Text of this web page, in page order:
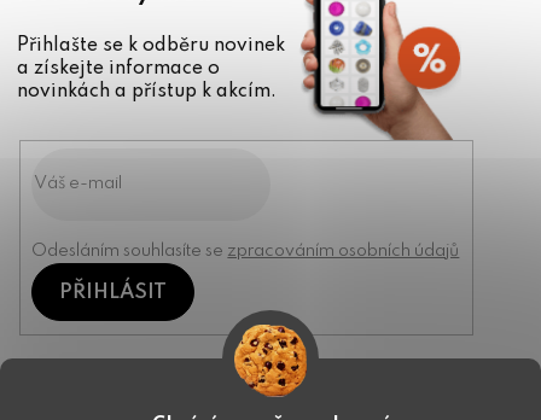
Přihlašte se k odběru novinek
a získejte informace o
novinkách a přístup k akcím.
Odesláním souhlasíte se zpracováním osobních údajů
PŘIHLÁSIT